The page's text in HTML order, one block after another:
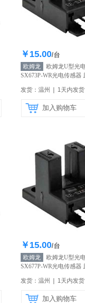
库存200个
￥15.00/台
欧姆龙
欧姆龙U型光
SX673P-WR光电传感器
发货：温州 | 1天内发货
加入购物车
库存200个
￥15.00/台
欧姆龙
欧姆龙U型光
SX677P-WR光电传感器
发货：温州 | 1天内发货
加入购物车